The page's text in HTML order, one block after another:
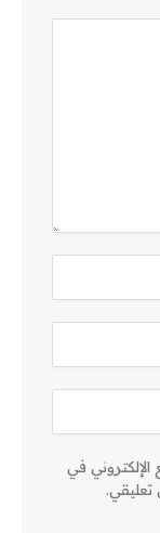
في
تعليقي.